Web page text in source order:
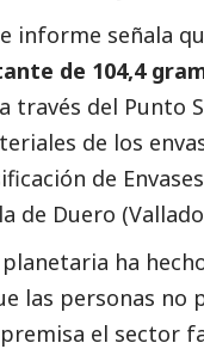
informe señala
de 104,4
a través del Punto
de los
de
de Duero
ha
las personas no
el sector